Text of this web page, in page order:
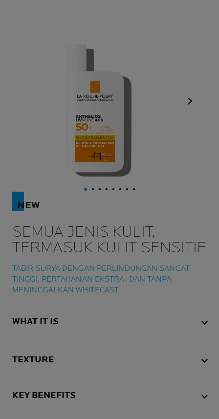
Panel
NEW
SEMUA JENIS KULIT,
TERMASUK KULIT SENSITIF
TABIR SURYA DENGAN PERLINDUNGAN SANGAT
TINGGI, PERTAHANAN EKSTRA, DAN TANPA
MENINGGALKAN WHITECAST
WHAT IT IS
TEXTURE
KEY BENEFITS